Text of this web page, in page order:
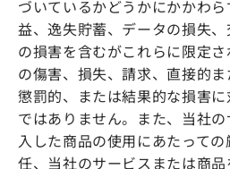
づいているかどうかにかかわ
益、逸失貯蓄、データの損失
の損害を含むがこれらに限定
の傷害、損失、請求、直接的ま
懲罰的、または結果的な損害
ではありません。また、当社
入した商品の使用にあたって
任、当社のサービスまたは商